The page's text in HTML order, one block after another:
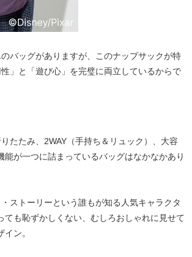
バッグがありますが、このナップサックが特
性」と「遊び心」を完璧に両立しているからで
たたみ、2WAY（手持ち＆リュック）、大容
能が一つに詰まっているバッグはなかなかあり
・ストーリーという誰もが知る人気キャラクタ
ても恥ずかしくない、むしろおしゃれに見せて
ン。